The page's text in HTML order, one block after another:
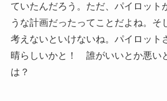
ていたんだろう。ただ、パイロット
うな計画だったってことだよね。そ
考えないといけないね。パイロット
晴らしいかと！ 誰がいいとか悪い
は？